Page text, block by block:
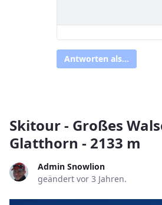
Antworten als...
Skitour - Großes
Glatthorn - 2133 m
Admin Snowlion
geändert vor 3 Jahren.